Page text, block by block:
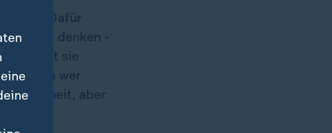
Dafür
nicht zu denken -
sie
denn wer
Arbeit, aber
an?"